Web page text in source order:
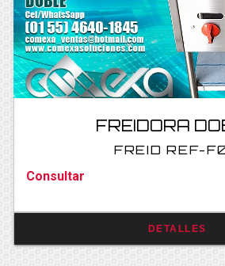
FREIDORA
FREID REF-
Consultar
DETALLES